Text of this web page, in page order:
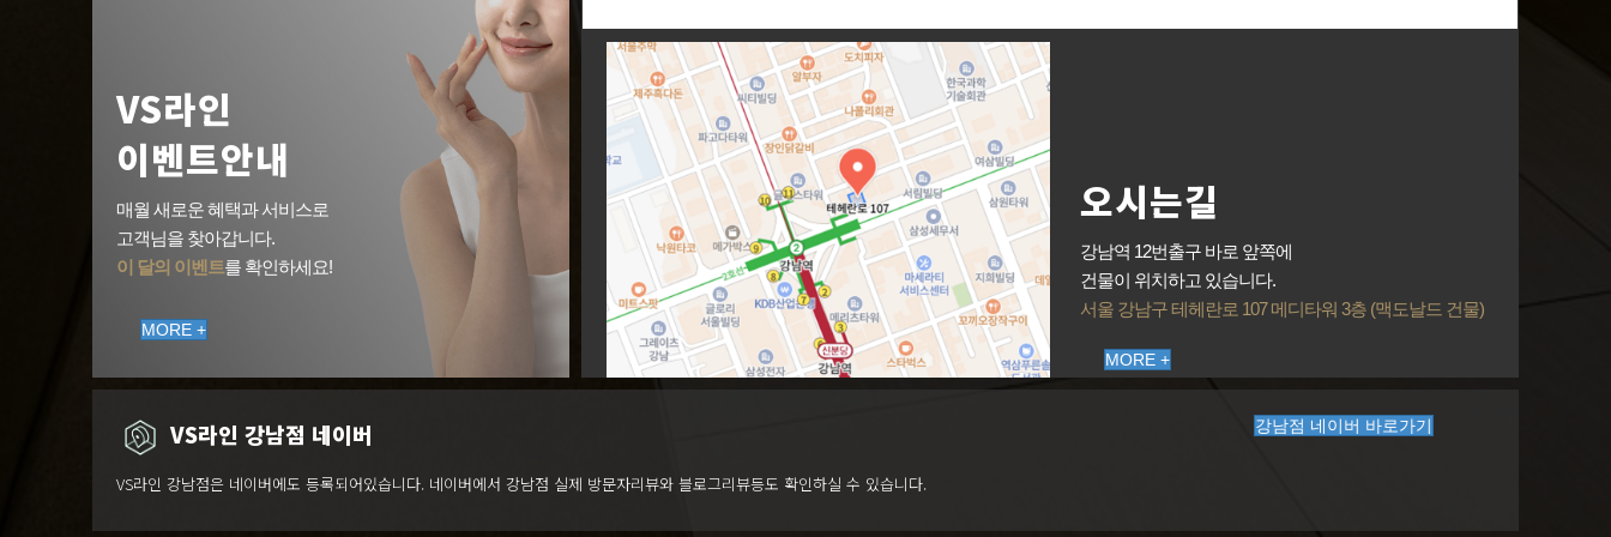
VS라인
이벤트안내
매월 새로운 혜택과 서비스로
고객님을 찾아갑니다.
이 달의 이벤트를 확인하세요!
MORE +
오시는길
강남역 12번출구 바로 앞쪽에
건물이 위치하고 있습니다.
서울 강남구 테헤란로 107 메디타워 3층 (맥도날드 건물)
MORE +
VS라인 강남점 네이버
VS라인 강남점은 네이버에도 등록되어있습니다. 네이버에서 강남점 실제 방문자리뷰와 블로그리뷰등도 확인하실 수 있습니다.
강남점 네이버 바로가기